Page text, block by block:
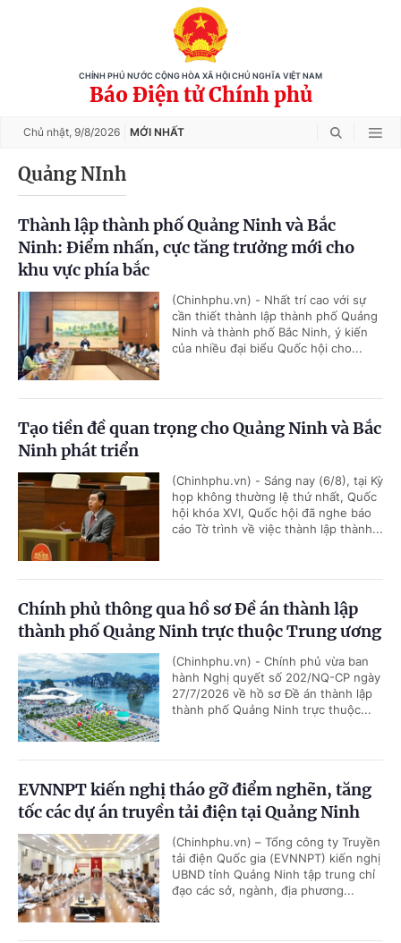
CHÍNH PHỦ NƯỚC CỘNG HÒA XÃ HỘI CHỦ NGHĨA VIỆT NAM
Báo Điện tử Chính phủ
Chủ nhật, 9/8/2026 MỚI NHẤT
Quảng NInh
Thành lập thành phố Quảng Ninh và Bắc
Ninh: Điểm nhấn, cực tăng trưởng mới cho
khu vực phía bắc
(Chinhphu.vn) - Nhất trí cao với sự
cần thiết thành lập thành phố Quảng
Ninh và thành phố Bắc Ninh, ý kiến
của nhiều đại biểu Quốc hội cho...
Tạo tiền đề quan trọng cho Quảng Ninh và Bắc
Ninh phát triển
(Chinhphu.vn) - Sáng nay (6/8), tại Kỳ
họp không thường lệ thứ nhất, Quốc
hội khóa XVI, Quốc hội đã nghe báo
cáo Tờ trình về việc thành lập thành...
Chính phủ thông qua hồ sơ Đề án thành lập
thành phố Quảng Ninh trực thuộc Trung ương
(Chinhphu.vn) - Chính phủ vừa ban
hành Nghị quyết số 202/NQ-CP ngày
27/7/2026 về hồ sơ Đề án thành lập
thành phố Quảng Ninh trực thuộc...
EVNNPT kiến nghị tháo gỡ điểm nghẽn, tăng
tốc các dự án truyền tải điện tại Quảng Ninh
(Chinhphu.vn) – Tổng công ty Truyền
tải điện Quốc gia (EVNNPT) kiến nghị
UBND tỉnh Quảng Ninh tập trung chỉ
đạo các sở, ngành, địa phương...